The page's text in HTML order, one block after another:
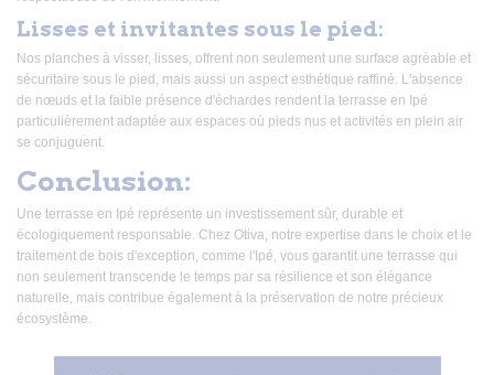
Lisses et invitantes sous le pied:
Nos planches à visser, lisses, offrent non seulement une surface agréable et
sécuritaire sous le pied, mais aussi un aspect esthétique raffiné. L'absence
de nœuds et la faible présence d'échardes rendent la terrasse en Ipé
particulièrement adaptée aux espaces où pieds nus et activités en plein air
se conjuguent.
Conclusion:
Une terrasse en Ipé représente un investissement sûr, durable et
écologiquement responsable. Chez Otiva, notre expertise dans le choix et le
traitement de bois d'exception, comme l'Ipé, vous garantit une terrasse qui
non seulement transcende le temps par sa résilience et son élégance
naturelle, mais contribue également à la préservation de notre précieux
écosystème.